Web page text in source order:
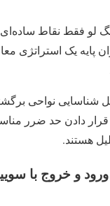
لو فقط نقاط ساده‌ای
پایه یک استراتژی
شناسایی نواحی
دادن حد ضرر
هستند.
و خروج با